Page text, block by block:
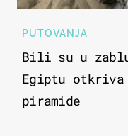
PUTOVANJA
Bili su u
Egiptu
piramide